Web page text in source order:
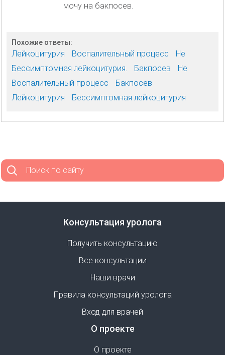
мочу на бакпосев.
Похожие ответы:
Лейкоцитурия Воспалительный процесс
Не
Бессимптомная лейкоцитурия.
Бакпосев
Не
Воспалительный процесс
Бакпосев
Лейкоцитурия
Бессимптомная лейкоцитурия
Поиск по сайту
Консультация уролога
Получить консультацию
Все консультации
Наши врачи
Правила консультаций уролога
Вход для врачей
О проекте
О проекте